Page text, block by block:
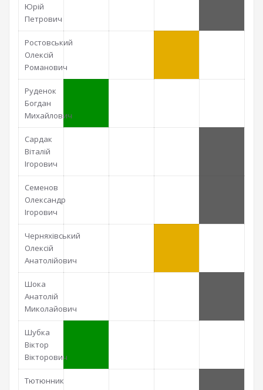
Юрій
Петрович
Ростовський
Олексій
Романович
Руденок
Богдан
Михайлович
Сардак
Віталій
Ігорович
Семенов
Олександр
Ігорович
Черняхівський
Олексій
Анатолійович
Шока
Анатолій
Миколайович
Шубка
Віктор
Вікторович
Тютюнник